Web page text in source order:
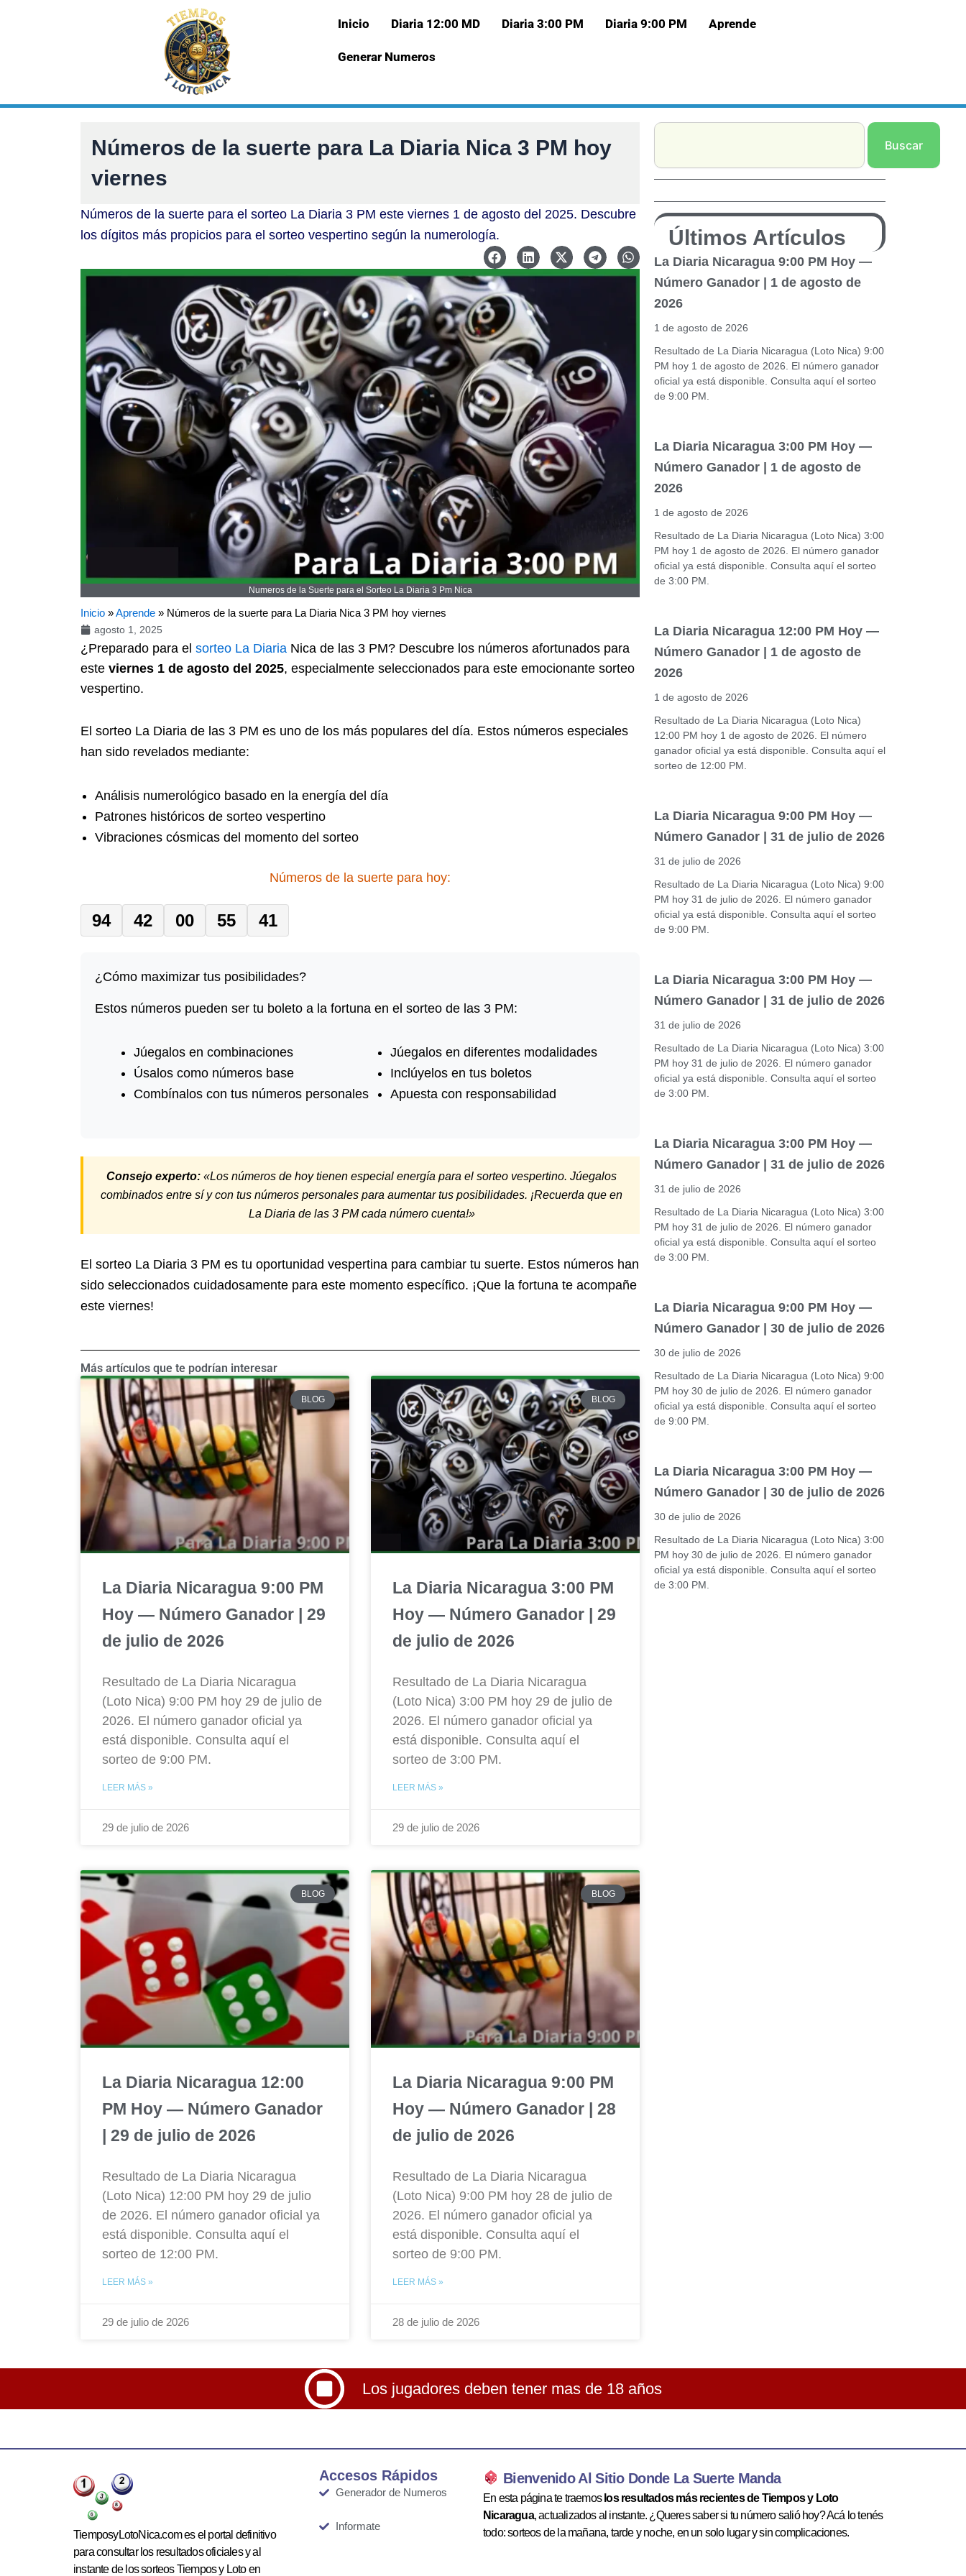
Inicio Diaria 12:00 MD Diaria 3:00 PM Diaria 9:00 PM Aprende
Generar Numeros
Números de la suerte para La Diaria Nica 3 PM hoy
viernes
Números de la suerte para el sorteo La Diaria 3 PM este viernes 1 de agosto del 2025. Descubre
los dígitos más propicios para el sorteo vespertino según la numerología.
Numeros de la Suerte para el Sorteo La Diaria 3 Pm Nica
Inicio »Aprende » Números de la suerte para La Diaria Nica 3 PM hoy viernes
agosto 1, 2025
¿Preparado para el sorteo La Diaria Nica de las 3 PM? Descubre los números afortunados para
este viernes 1 de agosto del 2025, especialmente seleccionados para este emocionante sorteo
vespertino.
El sorteo La Diaria de las 3 PM es uno de los más populares del día. Estos números especiales
han sido revelados mediante:
Análisis numerológico basado en la energía del día
Patrones históricos de sorteo vespertino
Vibraciones cósmicas del momento del sorteo
Números de la suerte para hoy:
94 42 00 55 41
¿Cómo maximizar tus posibilidades?
Estos números pueden ser tu boleto a la fortuna en el sorteo de las 3 PM:
Júegalos en combinaciones
Úsalos como números base
Combínalos con tus números personales
Júegalos en diferentes modalidades
Inclúyelos en tus boletos
Apuesta con responsabilidad
Consejo experto: «Los números de hoy tienen especial energía para el sorteo vespertino. Júegalos
combinados entre sí y con tus números personales para aumentar tus posibilidades. ¡Recuerda que en
La Diaria de las 3 PM cada número cuenta!»
El sorteo La Diaria 3 PM es tu oportunidad vespertina para cambiar tu suerte. Estos números han
sido seleccionados cuidadosamente para este momento específico. ¡Que la fortuna te acompañe
este viernes!
Más artículos que te podrían interesar
BLOG
La Diaria Nicaragua 9:00 PM
Hoy — Número Ganador | 29
de julio de 2026
Resultado de La Diaria Nicaragua
(Loto Nica) 9:00 PM hoy 29 de julio de
2026. El número ganador oficial ya
está disponible. Consulta aquí el
sorteo de 9:00 PM.
LEER MÁS »
29 de julio de 2026
BLOG
La Diaria Nicaragua 3:00 PM
Hoy — Número Ganador | 29
de julio de 2026
Resultado de La Diaria Nicaragua
(Loto Nica) 3:00 PM hoy 29 de julio de
2026. El número ganador oficial ya
está disponible. Consulta aquí el
sorteo de 3:00 PM.
LEER MÁS »
29 de julio de 2026
BLOG
La Diaria Nicaragua 12:00
PM Hoy — Número Ganador
| 29 de julio de 2026
Resultado de La Diaria Nicaragua
(Loto Nica) 12:00 PM hoy 29 de julio
de 2026. El número ganador oficial ya
está disponible. Consulta aquí el
sorteo de 12:00 PM.
LEER MÁS »
29 de julio de 2026
BLOG
La Diaria Nicaragua 9:00 PM
Hoy — Número Ganador | 28
de julio de 2026
Resultado de La Diaria Nicaragua
(Loto Nica) 9:00 PM hoy 28 de julio de
2026. El número ganador oficial ya
está disponible. Consulta aquí el
sorteo de 9:00 PM.
LEER MÁS »
28 de julio de 2026
Search
Buscar
Últimos Artículos
La Diaria Nicaragua 9:00 PM Hoy —
Número Ganador | 1 de agosto de
2026
1 de agosto de 2026
Resultado de La Diaria Nicaragua (Loto Nica) 9:00
PM hoy 1 de agosto de 2026. El número ganador
oficial ya está disponible. Consulta aquí el sorteo
de 9:00 PM.
La Diaria Nicaragua 3:00 PM Hoy —
Número Ganador | 1 de agosto de
2026
1 de agosto de 2026
Resultado de La Diaria Nicaragua (Loto Nica) 3:00
PM hoy 1 de agosto de 2026. El número ganador
oficial ya está disponible. Consulta aquí el sorteo
de 3:00 PM.
La Diaria Nicaragua 12:00 PM Hoy —
Número Ganador | 1 de agosto de
2026
1 de agosto de 2026
Resultado de La Diaria Nicaragua (Loto Nica)
12:00 PM hoy 1 de agosto de 2026. El número
ganador oficial ya está disponible. Consulta aquí el
sorteo de 12:00 PM.
La Diaria Nicaragua 9:00 PM Hoy —
Número Ganador | 31 de julio de 2026
31 de julio de 2026
Resultado de La Diaria Nicaragua (Loto Nica) 9:00
PM hoy 31 de julio de 2026. El número ganador
oficial ya está disponible. Consulta aquí el sorteo
de 9:00 PM.
La Diaria Nicaragua 3:00 PM Hoy —
Número Ganador | 31 de julio de 2026
31 de julio de 2026
Resultado de La Diaria Nicaragua (Loto Nica) 3:00
PM hoy 31 de julio de 2026. El número ganador
oficial ya está disponible. Consulta aquí el sorteo
de 3:00 PM.
La Diaria Nicaragua 3:00 PM Hoy —
Número Ganador | 31 de julio de 2026
31 de julio de 2026
Resultado de La Diaria Nicaragua (Loto Nica) 3:00
PM hoy 31 de julio de 2026. El número ganador
oficial ya está disponible. Consulta aquí el sorteo
de 3:00 PM.
La Diaria Nicaragua 9:00 PM Hoy —
Número Ganador | 30 de julio de 2026
30 de julio de 2026
Resultado de La Diaria Nicaragua (Loto Nica) 9:00
PM hoy 30 de julio de 2026. El número ganador
oficial ya está disponible. Consulta aquí el sorteo
de 9:00 PM.
La Diaria Nicaragua 3:00 PM Hoy —
Número Ganador | 30 de julio de 2026
30 de julio de 2026
Resultado de La Diaria Nicaragua (Loto Nica) 3:00
PM hoy 30 de julio de 2026. El número ganador
oficial ya está disponible. Consulta aquí el sorteo
de 3:00 PM.
Los jugadores deben tener mas de 18 años
TiemposyLotoNica.com es el portal definitivo
para consultar los resultados oficiales y al
instante de los sorteos Tiempos y Loto en
Accesos Rápidos
Generador de Numeros
Informate
Bienvenido Al Sitio Donde La Suerte Manda
En esta página te traemos los resultados más recientes de Tiempos y Loto
Nicaragua, actualizados al instante. ¿Queres saber si tu número salió hoy? Acá lo tenés
todo: sorteos de la mañana, tarde y noche, en un solo lugar y sin complicaciones.